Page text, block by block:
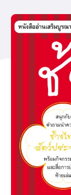
ข่าว/กิจกรรม
ฐานข้อมูล
ศูนย์ AAY
ติดต่อโรงเรียน